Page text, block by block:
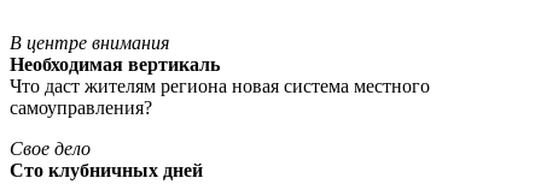
В центре внимания
Необходимая вертикаль
Что даст жителям региона новая система местного
самоуправления?
Свое дело
Сто клубничных дней